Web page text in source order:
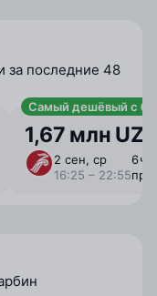
за последние 48
Самый дешёвый с
1,67 млн UZS
2 сен, ср
16:25 – 22:55
6 ⁠ч